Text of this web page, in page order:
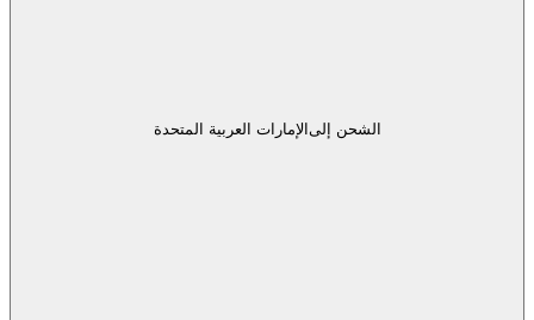
الشحن إلىالإمارات العربية المتحدة